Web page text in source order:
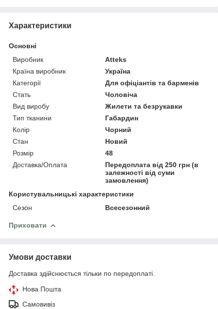
Характеристики
Основні
Виробник
Atteks
Країна виробник
Україна
Категорії
Для офіціантів та барменів
Стать
Чоловіча
Вид виробу
Жилети та безрукавки
Тип тканини
Габардин
Колір
Чорний
Стан
Новий
Розмір
48
Доставка/Оплата
Передоплата від 250 грн (в
залежності від суми
замовлення)
Користувальницькі характеристики
Сезон
Всесезонний
Приховати
Умови доставки
Доставка здійснюється тільки по передоплаті.
Нова Пошта
Самовивіз